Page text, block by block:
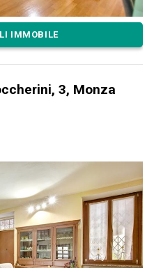
IMMOBILE
3, Monza